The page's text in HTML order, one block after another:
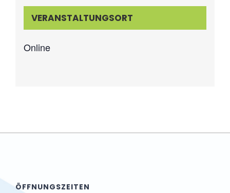
VERANSTALTUNGSORT
Online
ÖFFNUNGSZEITEN